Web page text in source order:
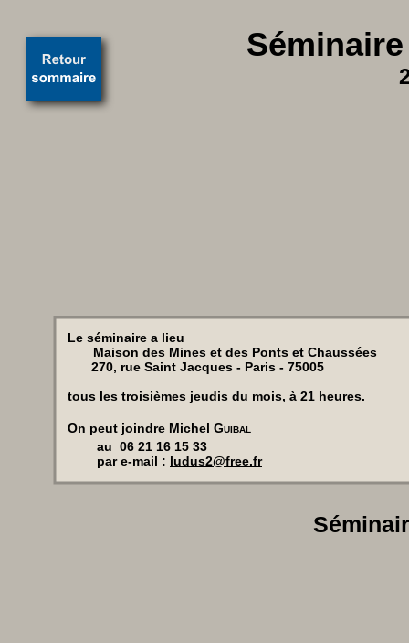
Le séminaire a lieu
Maison des Mines et des Ponts et Chaussées
270, rue Saint Jacques - Paris - 75005
tous les troisièmes jeudis du mois, à 21 heures.
On peut joindre Michel Guibal
au 06 21 16 15 33
par e-mail : ludus2@free.fr